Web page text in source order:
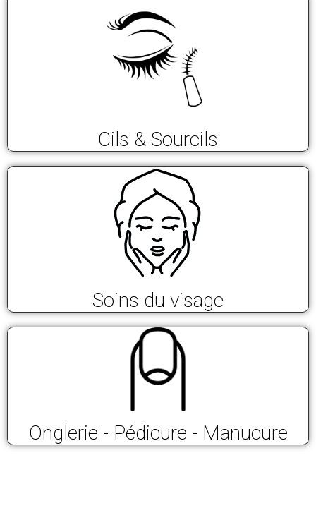
Cils & Sourcils
Soins du visage
Onglerie - Pédicure - Manucure